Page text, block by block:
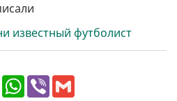
известный футболист
T
e
W
h
V